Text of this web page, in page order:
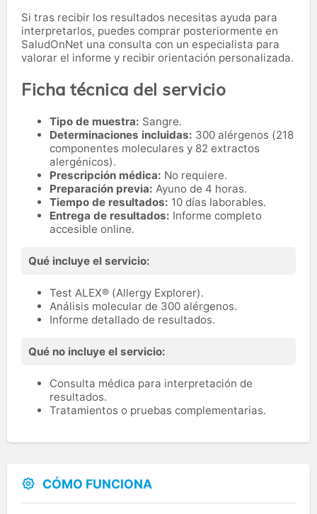
Si tras recibir los resultados necesitas ayuda para
interpretarlos, puedes comprar posteriormente en
SaludOnNet una consulta con un especialista para
valorar el informe y recibir orientación personalizada.
Ficha técnica del servicio
Tipo de muestra: Sangre.
Determinaciones incluidas: 300 alérgenos (218
componentes moleculares y 82 extractos
alergénicos).
Prescripción médica: No requiere.
Preparación previa: Ayuno de 4 horas.
Tiempo de resultados: 10 días laborables.
Entrega de resultados: Informe completo
accesible online.
Qué incluye el servicio:
Test ALEX® (Allergy Explorer).
Análisis molecular de 300 alérgenos.
Informe detallado de resultados.
Qué no incluye el servicio:
Consulta médica para interpretación de
resultados.
Tratamientos o pruebas complementarias.
CÓMO FUNCIONA